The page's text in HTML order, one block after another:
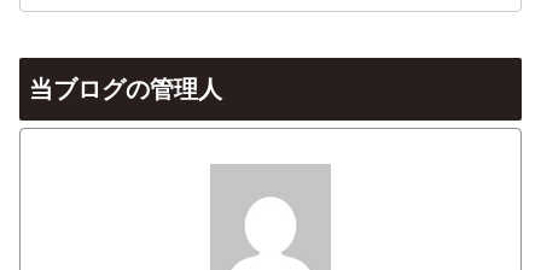
当ブログの管理人